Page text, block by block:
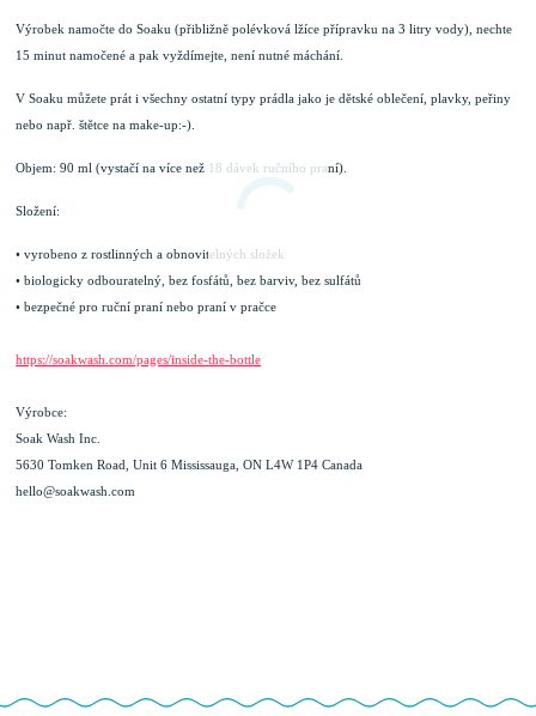
Výrobek namočte do Soaku (přibližně polévková lžíce přípravku na 3 litry vody), nechte
15 minut namočené a pak vyždímejte, není nutné máchání.
V Soaku můžete prát i všechny ostatní typy prádla jako je dětské oblečení, plavky, peřiny
nebo např. štětce na make-up:-).
Objem: 90 ml (vystačí na více než 18 dávek ručního praní).
Složení:
• vyrobeno z rostlinných a obnovitelných složek
• biologicky odbouratelný, bez fosfátů, bez barviv, bez sulfátů
• bezpečné pro ruční praní nebo praní v pračce
https://soakwash.com/pages/inside-the-bottle
Výrobce:
Soak Wash Inc.
5630 Tomken Road, Unit 6 Mississauga, ON L4W 1P4 Canada
hello@soakwash.com